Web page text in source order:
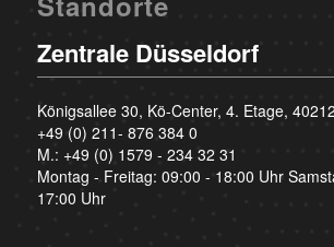
Zentrale Düsseldorf
Königsallee 30, Kö-Center, 4. Etage,
+49 (0) 211- 876 384 0
M.: +49 (0) 1579 - 234 32 31
Montag - Freitag: 09:00 - 18:00 Uhr
17:00 Uhr